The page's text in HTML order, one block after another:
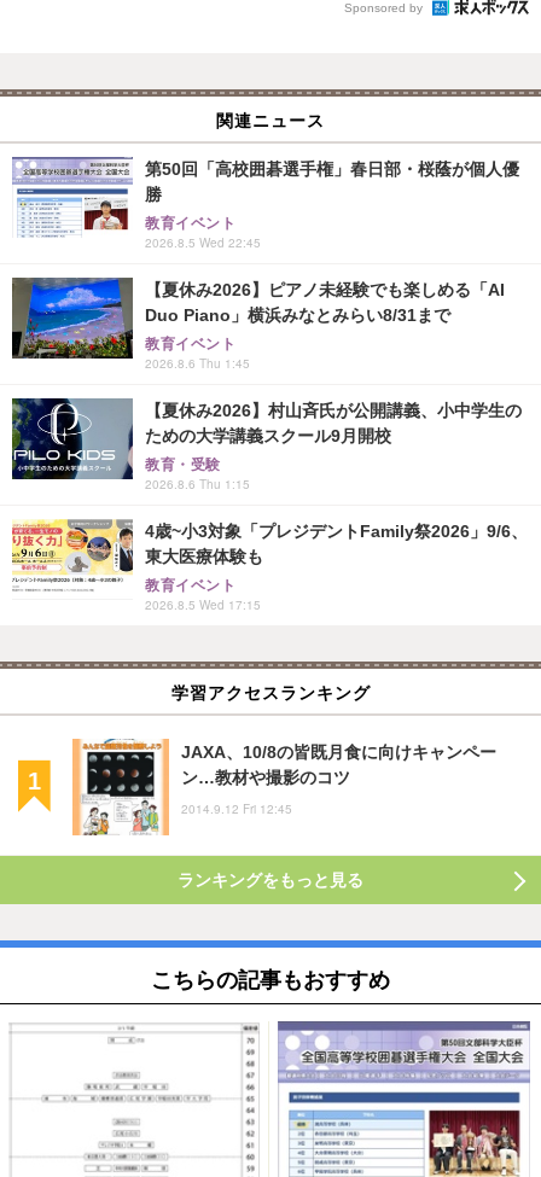
Sponsored by
関連ニュース
第50回「高校囲碁選手権」春日部・桜蔭が個人優
勝
教育イベント
2026.8.5 Wed 22:45
【夏休み2026】ピアノ未経験でも楽しめる「AI
Duo Piano」横浜みなとみらい8/31まで
教育イベント
2026.8.6 Thu 1:45
【夏休み2026】村山斉氏が公開講義、小中学生の
ための大学講義スクール9月開校
教育・受験
2026.8.6 Thu 1:15
4歳~小3対象「プレジデントFamily祭2026」9/6、
東大医療体験も
教育イベント
2026.8.5 Wed 17:15
学習アクセスランキング
JAXA、10/8の皆既月食に向けキャンペー
ン…教材や撮影のコツ
2014.9.12 Fri 12:45
ランキングをもっと見る
こちらの記事もおすすめ